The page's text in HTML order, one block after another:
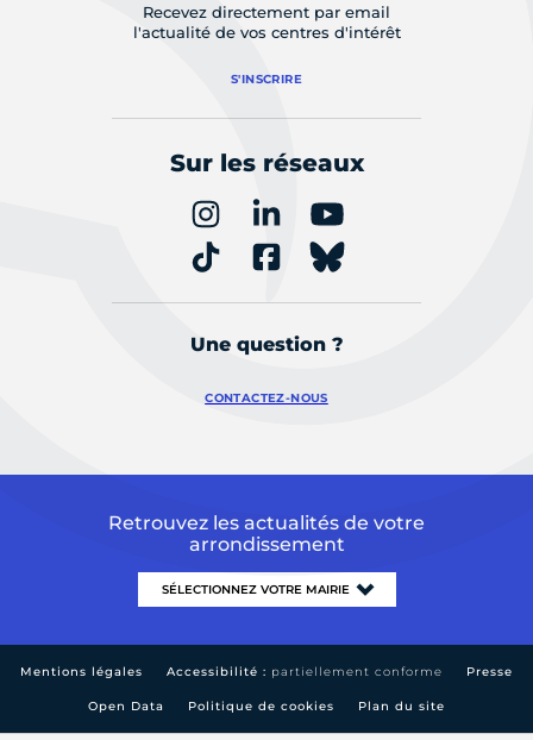
Recevez directement par email
l'actualité de vos centres d'intérêt
S'INSCRIRE
Sur les réseaux
Une question ?
CONTACTEZ-NOUS
Retrouvez les actualités de votre
arrondissement
Mentions légales Accessibilité : partiellement conforme Presse
Open Data Politique de cookies Plan du site